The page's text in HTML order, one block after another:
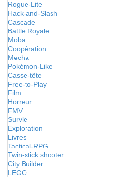
Rogue-Lite
Hack-and-Slash
Cascade
Battle Royale
Moba
Coopération
Mecha
Pokémon-Like
Casse-tête
Free-to-Play
Film
Horreur
FMV
Survie
Exploration
Livres
Tactical-RPG
Twin-stick shooter
City Builder
LEGO